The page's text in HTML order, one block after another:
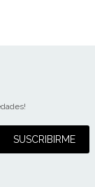
SUSCRIBIRME